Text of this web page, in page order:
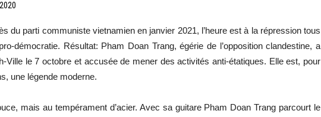
du parti communiste vietnamien en janvier 2021, l’heure est à la répression tous
démocratie. Résultat: Pham Doan Trang, égérie de l’opposition clandestine, a
Ville le 7 octobre et accusée de mener des activités anti-étatiques. Elle est, pour
une légende moderne.
mais au tempérament d’acier. Avec sa guitare Pham Doan Trang parcourt le